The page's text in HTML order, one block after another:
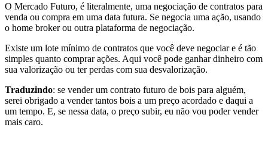
O Mercado Futuro, é literalmente, uma negociação de contratos para
venda ou compra em uma data futura. Se negocia uma ação, usando
o home broker ou outra plataforma de negociação.
Existe um lote mínimo de contratos que você deve negociar e é tão
simples quanto comprar ações. Aqui você pode ganhar dinheiro com
sua valorização ou ter perdas com sua desvalorização.
Traduzindo: se vender um contrato futuro de bois para alguém,
serei obrigado a vender tantos bois a um preço acordado e daqui a
um tempo. E, se nessa data, o preço subir, eu não vou poder vender
mais caro.